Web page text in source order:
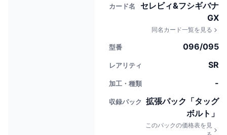
カード名
セレビィ&フシギバナ
GX
同名カード一覧を見る
型番 096/095
レアリティ SR
加工・種類 -
収録パック
拡張パック「タッグ
ボルト」
このパックの価格表を見